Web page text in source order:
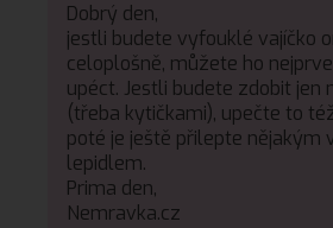
Dobrý den,
jestli budete vyfouklé vajíčko
celoplošně, můžete ho
upéct. Jestli budete zdobit jen
(třeba kytičkami), upečte to
poté je ještě přilepte nějakým
lepidlem.
Prima den,
Nemravka.cz